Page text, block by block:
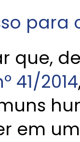
que,
41/2014
em